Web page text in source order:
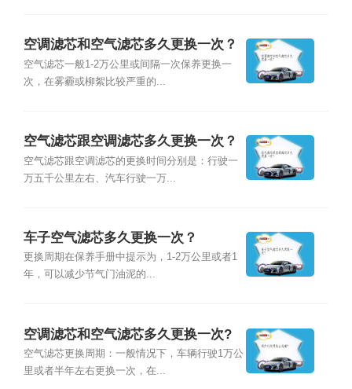
空调滤芯和空气滤芯多久更换一次？
空气滤芯一般1-2万公里或间隔一次保养更换一
次，在雾霾或柳絮比较严重的...
空气滤芯跟空调滤芯多久更换一次？
空气滤芯跟空调滤芯的更换时间分别是：行驶一
万五千公里左右、汽车行驶一万...
车子空气滤芯多久更换一次？
更换周期在保养手册中提示为，1-2万公里或者1
年，可以减少节气门油泥的...
空调滤芯和空气滤芯多久更换一次?
空气滤芯更换周期：一般情况下，车辆行驶1万公
里或者半年左右更换一次，在...